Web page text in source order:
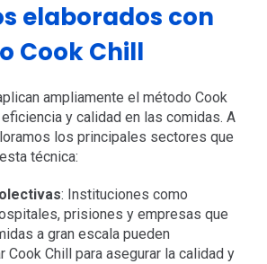
elaborados con
Cook Chill
ampliamente el método Cook
y calidad en las comidas. A
los principales sectores que
técnica:
: Instituciones como
prisiones y empresas que
a gran escala pueden
Cook Chill para asegurar la calidad y